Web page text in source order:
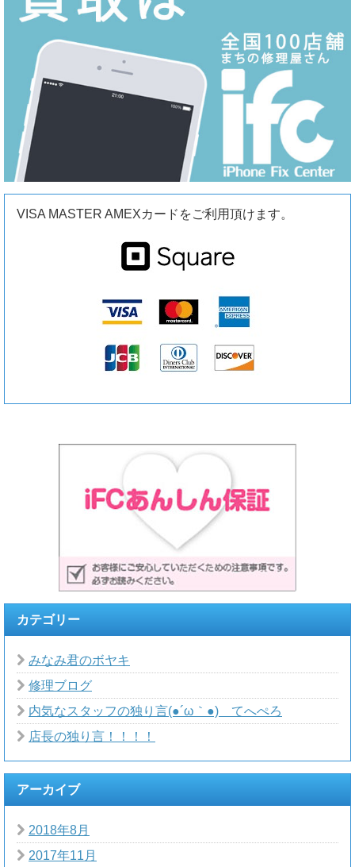
VISA MASTER AMEXカードをご利用頂けます。
カテゴリー
みなみ君のボヤキ
修理ブログ
内気なスタッフの独り言(●´ω｀●)ゞてへぺろ
店長の独り言！！！！
アーカイブ
2018年8月
2017年11月